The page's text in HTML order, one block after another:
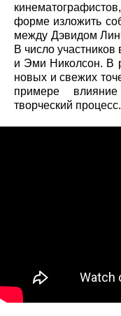
форме изложить
между Дэвидом
В число
и Эми Николсон. В
новых и свежих
примере
творческий процесс.